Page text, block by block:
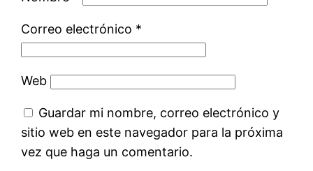
Correo electrónico *
Web
Guardar mi nombre, correo electrónico y
sitio web en este navegador para la próxima
vez que haga un comentario.